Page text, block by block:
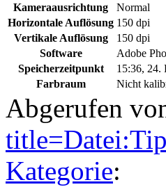
Kameraausrichtung
Normal
Horizontale Auflösung 150 dpi
Vertikale Auflösung
150 dpi
Software
Adobe
Speicherzeitpunkt
15:36, 24.
Farbraum
Nicht
Abgerufen
Kategorie: